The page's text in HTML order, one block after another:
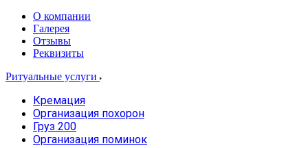
О компании
Галерея
Отзывы
Реквизиты
Ритуальные услуги
Кремация
Организация похорон
Груз 200
Организация поминок